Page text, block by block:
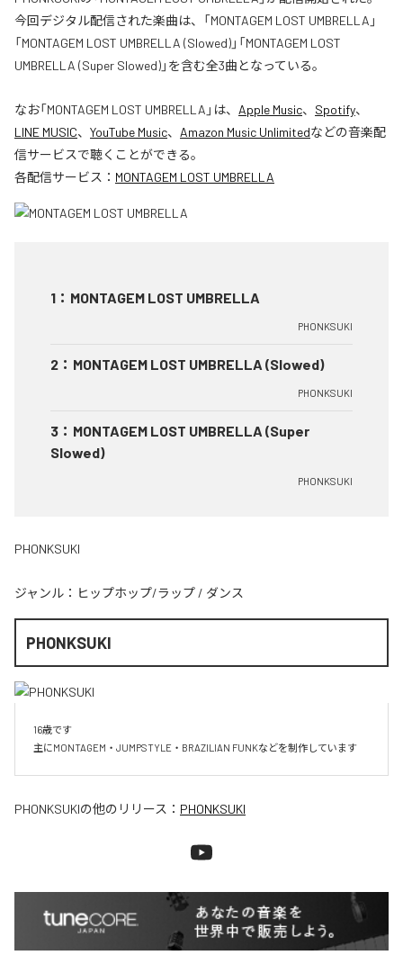
今回デジタル配信された楽曲は、「MONTAGEM LOST UMBRELLA」
「MONTAGEM LOST UMBRELLA (Slowed)」「MONTAGEM LOST
UMBRELLA (Super Slowed)」を含む全3曲となっている。
なお「MONTAGEM LOST UMBRELLA 」は、 Apple Music、 Spotify、
LINE MUSIC、 YouTube Music、 Amazon Music Unlimitedなどの音楽配
信サービスで聴くことができる。
各配信サービス： MONTAGEM LOST UMBRELLA
1 ： MONTAGEM LOST UMBRELLA
PHONKSUKI
2 ： MONTAGEM LOST UMBRELLA (Slowed)
PHONKSUKI
3 ： MONTAGEM LOST UMBRELLA (Super
Slowed)
PHONKSUKI
PHONKSUKI
ジャンル： ヒップホップ/ラップ / ダンス
PHONKSUKI
16歳です
主にMONTAGEM・JUMPSTYLE・BRAZILIAN FUNKなどを制作しています
PHONKSUKIの他のリリース： PHONKSUKI